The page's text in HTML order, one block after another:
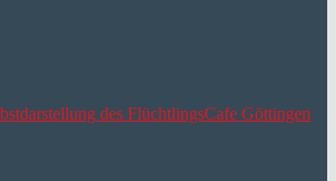
des FlüchtlingsCafe Göttingen